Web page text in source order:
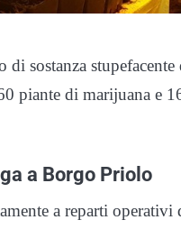
sostanza
piante di marijuana e
a Borgo Priolo
a reparti